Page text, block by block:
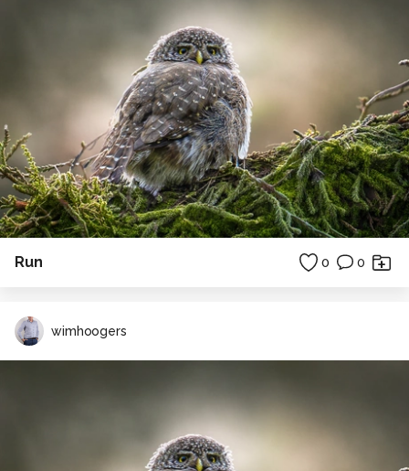
Run 0 0
wimhoogers